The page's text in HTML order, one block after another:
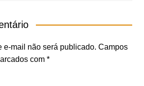
e-mail não será publicado. Campos
com *